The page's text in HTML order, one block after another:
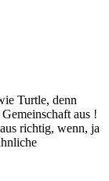
Turtle, denn
aus !
richtig, wenn, ja